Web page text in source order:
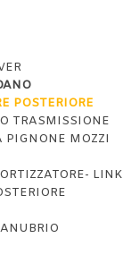
POSTERIORE
TRASMISSIONE
PIGNONE MOZZI
LINK